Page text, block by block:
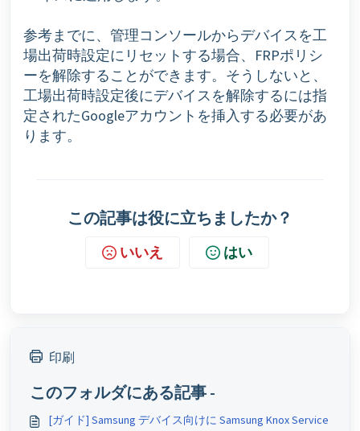
参考までに、管理コンソールからデバイスを工
場出荷時設定にリセットする場合、FRPポリシ
ーを解除することができます。そうしないと、
工場出荷時設定後にデバイスを解除するには指
定されたGoogleアカウントを挿入する必要があ
ります。
この記事は役に立ちましたか？
いいえ はい
印刷
このフォルダにある記事 -
[ガイド] Samsung デバイス向けに Samsung Knox Service